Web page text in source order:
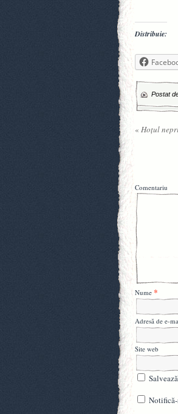
Distribuie:
Postat
« Hoțul
Comentariu
Nume *
Adresă de e-
Site web